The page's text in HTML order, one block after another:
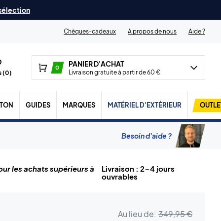
Chèques-cadeaux A propos de nous Aide ?
(0)
0 PANIER D'ACHAT
Livraison gratuite à partir de 60 €
GUIDES MARQUES MATÉRIEL D'EXTÉRIEUR
Besoin d'aide ?
les achats supérieurs à
Livraison : 2-4 jours
ouvrables
Au lieu de: 349,95 €